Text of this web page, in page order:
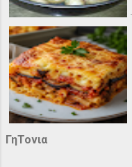
ΓηΤονια